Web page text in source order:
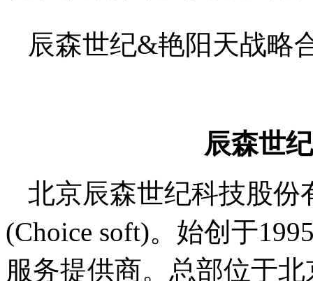
辰森世纪&艳阳天战略
辰森世
北京辰森世纪科技股份
(Choice soft)。始创于
服务提供商。总部位于